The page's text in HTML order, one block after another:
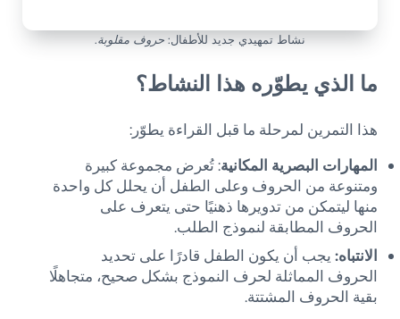
نشاط تمهيدي جديد للأطفال: حروف مقلوبة.
ما الذي يطوّره هذا النشاط؟
هذا التمرين لمرحلة ما قبل القراءة يطوّر:
المهارات البصرية المكانية: تُعرض مجموعة كبيرة
ومتنوعة من الحروف وعلى الطفل أن يحلل كل واحدة
منها ليتمكن من تدويرها ذهنيًا حتى يتعرف على
الحروف المطابقة لنموذج الطلب.
الانتباه:يجب أن يكون الطفل قادرًا على تحديد
الحروف المماثلة لحرف النموذج بشكل صحيح، متجاهلًا
بقية الحروف المشتتة.